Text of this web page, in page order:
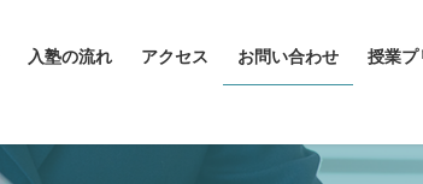
入塾の流れ アクセス お問い合わせ 授業プ